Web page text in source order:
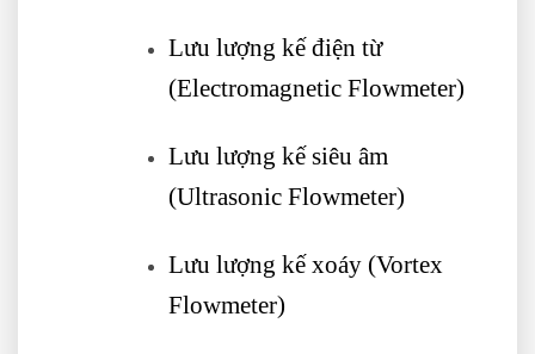
Lưu lượng kế điện từ
(Electromagnetic Flowmeter)
Lưu lượng kế siêu âm
(Ultrasonic Flowmeter)
Lưu lượng kế xoáy (Vortex
Flowmeter)